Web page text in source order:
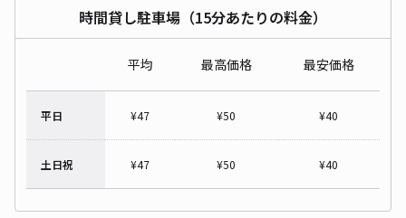
時間貸し駐車場（15分あたりの料金）
平均 最高価格 最安価格
平日 ¥47 ¥50 ¥40
土日祝 ¥47 ¥50 ¥40